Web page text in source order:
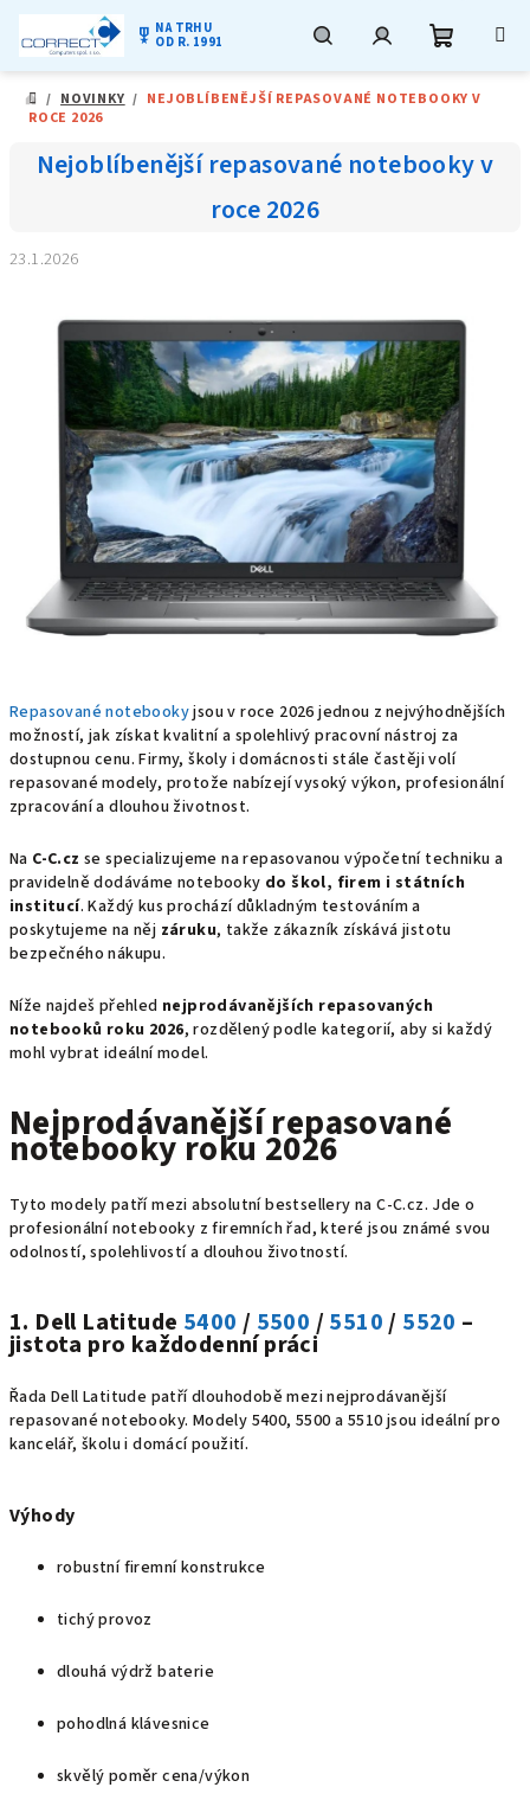
obsah
military_tech NA TRHU
OD R. 1991
DOMŮ
/ NOVINKY / NEJOBLÍBENĚJŠÍ REPASOVANÉ NOTEBOOKY V
ROCE 2026
Nejoblíbenější repasované notebooky v
roce 2026
23.1.2026
Repasované notebookyjsou v roce 2026 jednou z nejvýhodnějších
možností, jak získat kvalitní a spolehlivý pracovní nástroj za
dostupnou cenu. Firmy, školy i domácnosti stále častěji volí
repasované modely, protože nabízejí vysoký výkon, profesionální
zpracování a dlouhou životnost.
Na C‑C.cz se specializujeme na repasovanou výpočetní techniku a
pravidelně dodáváme notebooky do škol, firem i státních
institucí. Každý kus prochází důkladným testováním a
poskytujeme na něj záruku, takže zákazník získává jistotu
bezpečného nákupu.
Níže najdeš přehled nejprodávanějších repasovaných
notebooků roku 2026, rozdělený podle kategorií, aby si každý
mohl vybrat ideální model.
Nejprodávanější repasované
notebooky roku 2026
Tyto modely patří mezi absolutní bestsellery na C‑C.cz. Jde o
profesionální notebooky z firemních řad, které jsou známé svou
odolností, spolehlivostí a dlouhou životností.
1. Dell Latitude 5400 / 5500 / 5510/ 5520 –
jistota pro každodenní práci
Řada Dell Latitude patří dlouhodobě mezi nejprodávanější
repasované notebooky. Modely 5400, 5500 a 5510 jsou ideální pro
kancelář, školu i domácí použití.
Výhody
robustní firemní konstrukce
tichý provoz
dlouhá výdrž baterie
pohodlná klávesnice
skvělý poměr cena/výkon